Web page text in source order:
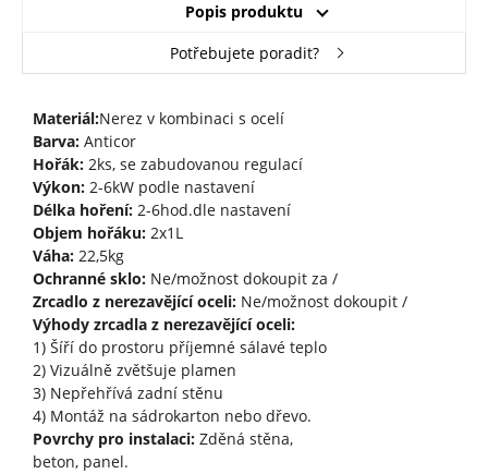
Popis produktu
Potřebujete poradit?
Materiál:Nerez v kombinaci s ocelí
Barva:Anticor
Hořák:2ks, se zabudovanou regulací
Výkon:2-6kW podle nastavení
Délka hoření:2-6hod.dle nastavení
Objem hořáku:2x1L
Váha:22,5kg
Ochranné sklo:Ne/možnost dokoupit za /
Zrcadlo z nerezavějící oceli:Ne/možnost dokoupit /
Výhody zrcadla z nerezavějící oceli:
1) Šíří do prostoru příjemné sálavé teplo
2) Vizuálně zvětšuje plamen
3) Nepřehřívá zadní stěnu
4) Montáž na sádrokarton nebo dřevo.
Povrchy pro instalaci:Zděná stěna,
beton, panel.